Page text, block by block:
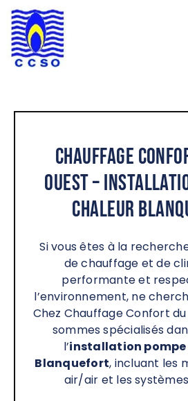
Passer
au
contenu
Chauffage
Ouest –
chaleur
Si vous êtes à la
de chauffage et de
performante et
l’environnement, ne
Chez Chauffage Confort du
sommes spécialisés
l’installation pompe
Blanquefort, incluant les
air/air et les